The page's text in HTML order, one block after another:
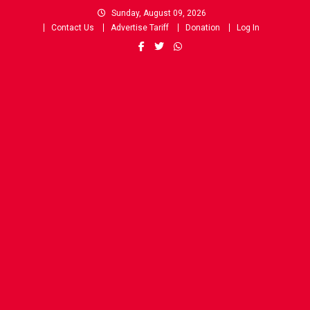
Sunday, August 09, 2026
Contact Us
Advertise Tariff Donation Log In